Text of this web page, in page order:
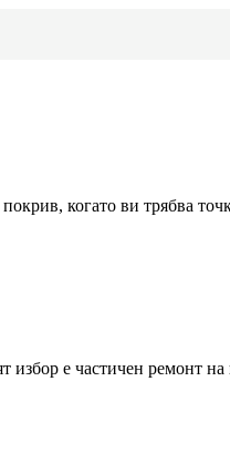
когато ви трябва
избор е частичен ремонт